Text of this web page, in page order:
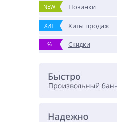
NEW Новинки
ХИТ Хиты продаж
% Скидки